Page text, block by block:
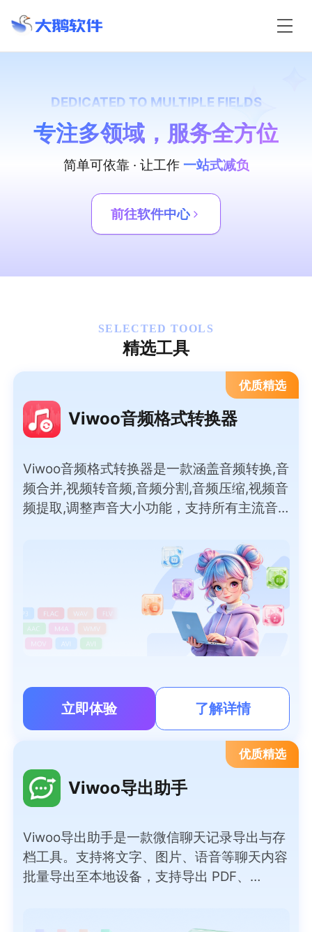
DEDICATED TO MULTIPLE FIELDS
专注多领域，服务全方位
简单可依靠 · 让工作 一站式减负
前往软件中心
SELECTED TOOLS
精选工具
优质精选
Viwoo音频格式转换器
Viwoo音频格式转换器是一款涵盖音频转换,音
频合并,视频转音频,音频分割,音频压缩,视频音
频提取,调整声音大小功能，支持所有主流音
立即体验 了解详情
优质精选
Viwoo导出助手
Viwoo导出助手是一款微信聊天记录导出与存
档工具。支持将文字、图片、语音等聊天内容
批量导出至本地设备，支持导出 PDF、